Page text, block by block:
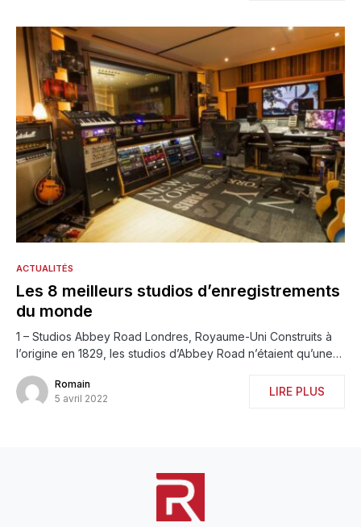
ACTUALITÉS
Les 8 meilleurs studios d’enregistrements
du monde
1 – Studios Abbey Road Londres, Royaume-Uni Construits à
l’origine en 1829, les studios d’Abbey Road n’étaient qu’une…
Romain
5 avril 2022
LIRE PLUS